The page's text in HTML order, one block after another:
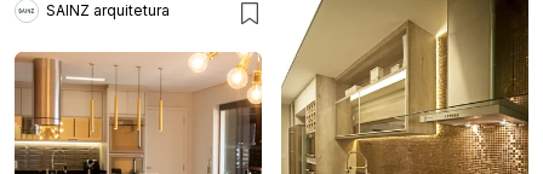
SAINZ arquitetura